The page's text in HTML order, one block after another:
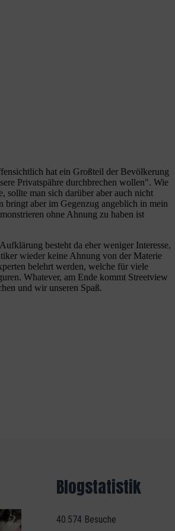
Blogstatistik
40.574 Besuche